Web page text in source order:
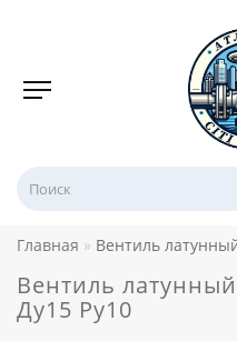
Главная Вентиль
Вентиль
Ду15 Ру10